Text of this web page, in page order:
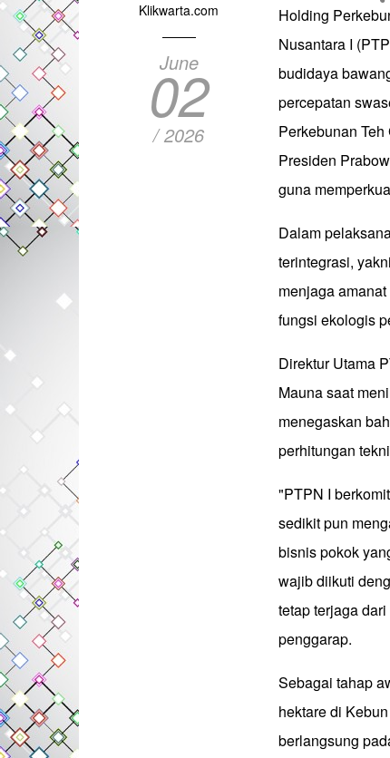
Klikwarta.com
June
02
/ 2026
Holding
Nusantara I
budidaya
percepatan
Perkebunan
Presiden
guna
Dalam
terintegrasi,
menjaga
fungsi ekologis
Direktur Utama
Mauna saat
menegaskan
perhitungan
"PTPN I
sedikit pun
bisnis pokok
wajib diikuti
tetap terjaga
penggarap.
Sebagai tahap
hektare di
berlangsung